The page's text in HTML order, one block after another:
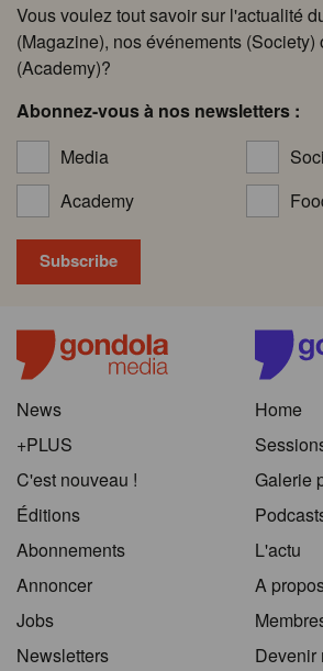
Vous voulez tout savoir sur l'actualité
(Magazine), nos événements (Society)
(Academy)?
Abonnez-vous à nos newsletters :
Media
Academy
News
+PLUS
C'est nouveau !
Éditions
Abonnements
Annoncer
Jobs
Newsletters
Home
Galerie
L'actu
A
Devenir